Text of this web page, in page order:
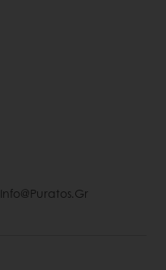
Info@puratos.gr